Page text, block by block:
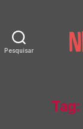
Pesquisar
Tag: